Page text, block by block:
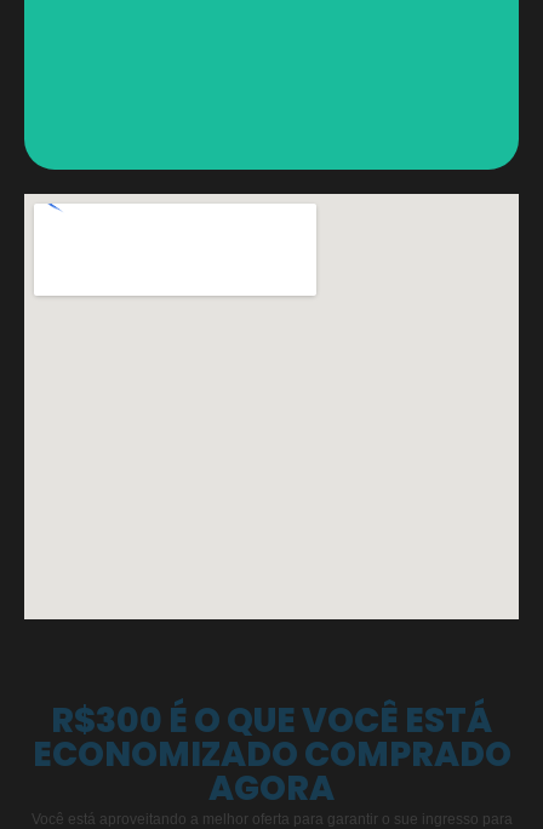
R$300 É O QUE VOCÊ ESTÁ
ECONOMIZADO COMPRADO
AGORA
Você está aproveitando a melhor oferta para garantir o sue ingresso para